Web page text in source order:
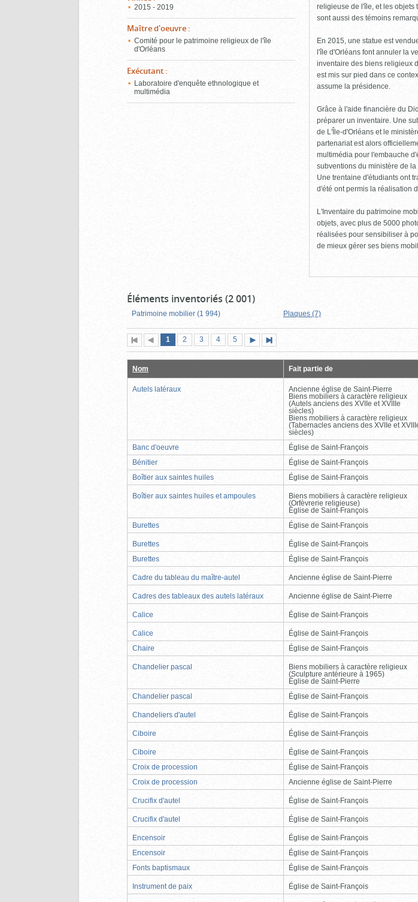
2015 - 2019
Maître d'oeuvre :
Comité pour le patrimoine religieux de l'île
d'Orléans
Exécutant :
Laboratoire d'enquête ethnologique et
multimédia
religieuse de l'île, et les objets
sont aussi des témoins
En 2015, une statue est
l'île d'Orléans font annuler la
inventaire des biens religieux
est mis sur pied dans ce
assume la présidence.
Grâce à l'aide financière du
préparer un inventaire. Une
de L'Île-d'Orléans et le
partenariat est alors
multimédia pour l'embauche
subventions du ministère de
Une trentaine d'étudiants ont
d'été ont permis la réalisation
L'Inventaire du patrimoine
objets, avec plus de 5000
réalisées pour sensibiliser à
de mieux gérer ses biens
Éléments inventoriés (2 001)
Patrimoine mobilier (1 994) Plaques (7)
Première
page
Page
précédente
Page
1 (page
actuelle)
Page
2 Page
3 Page
4 Page
5
suivante
page
Nom Fait partie de
Autels latéraux
Ancienne église de Saint-Pierre
Biens mobiliers à caractère religieux
(Autels anciens des XVIIe et XVIIIe
siècles)
Biens mobiliers à caractère religieux
(Tabernacles anciens des XVIIe et
siècles)
Banc d'oeuvre Église de Saint-François
Bénitier
Église de Saint-François
Boîtier aux saintes huiles
Église de Saint-François
Boîtier aux saintes huiles et ampoules
Biens mobiliers à caractère religieux
(Orfèvrerie religieuse)
Église de Saint-François
Burettes Église de Saint-François
Burettes Église de Saint-François
Burettes
Église de Saint-François
Cadre du tableau du maître-autel Ancienne église de Saint-Pierre
Cadres des tableaux des autels latéraux Ancienne église de Saint-Pierre
Calice Église de Saint-François
Calice Église de Saint-François
Chaire
Église de Saint-François
Chandelier pascal
Biens mobiliers à caractère religieux
(Sculpture antérieure à 1965)
Église de Saint-Pierre
Chandelier pascal Église de Saint-François
Chandeliers d'autel Église de Saint-François
Ciboire Église de Saint-François
Ciboire Église de Saint-François
Croix de procession
Église de Saint-François
Croix de procession
Ancienne église de Saint-Pierre
Crucifix d'autel Église de Saint-François
Crucifix d'autel Église de Saint-François
Encensoir Église de Saint-François
Encensoir
Église de Saint-François
Fonts baptismaux
Église de Saint-François
Instrument de paix Église de Saint-François